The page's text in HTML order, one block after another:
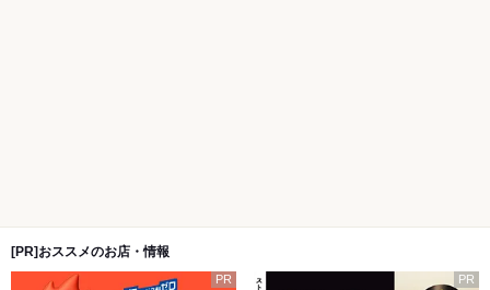
[PR]おススメのお店・情報
PR PR